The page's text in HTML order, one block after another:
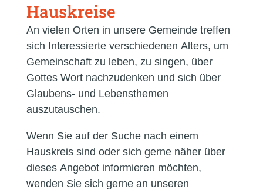
Hauskreise
An vielen Orten in unsere Gemeinde treffen
sich Interessierte verschiedenen Alters, um
Gemeinschaft zu leben, zu singen, über
Gottes Wort nachzudenken und sich über
Glaubens- und Lebensthemen
auszutauschen.
Wenn Sie auf der Suche nach einem
Hauskreis sind oder sich gerne näher über
dieses Angebot informieren möchten,
wenden Sie sich gerne an unseren